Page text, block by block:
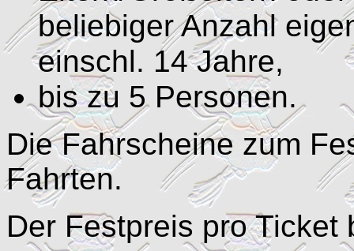
beliebiger Anzahl
einschl. 14 Jahre,
bis zu 5 Personen.
Die Fahrscheine zum
Fahrten.
Der Festpreis pro Ticket